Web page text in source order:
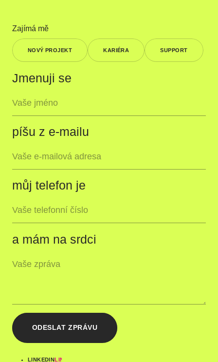
Zajímá mě
NOVÝ PROJEKT KARIÉRA SUPPORT
Jmenuji se
píšu z e-mailu
můj telefon je
a mám na srdci
ODESLAT ZPRÁVU
LINKEDIN